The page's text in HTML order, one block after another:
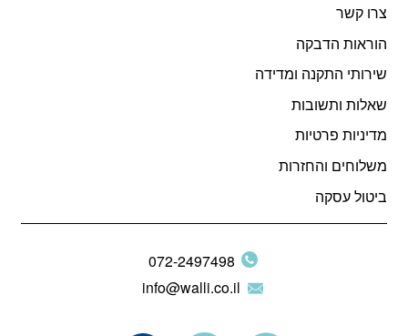
צרו קשר
הוראות הדבקה
שירותי התקנה ומדידה
שאלות ותשובות
מדיניות פרטיות
משלוחים והחזרות
ביטול עסקה
072-2497498
info@walli.co.il